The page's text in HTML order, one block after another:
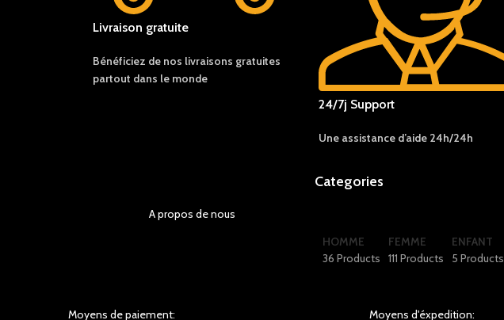
Livraison gratuite
Bénéficiez de nos livraisons gratuites
partout dans le monde
24/7j Support
Une assistance d’aide 24h/24h
A propos de nous
Categories
HOMME
36 Products
FEMME
111 Products
ENFANT
5 Products
Moyens de paiement: Moyens d'éxpedition: